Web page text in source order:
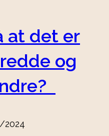
at det er
og
2024